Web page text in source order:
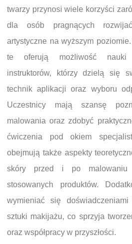
twarzy przynosi wiele korzyści
dla osób pragnących
artystyczne na wyższym
te oferują możliwość nauki
instruktorów, którzy dzielą się
technik aplikacji oraz wyboru
Uczestnicy mają szansę
malowania oraz zdobyć
ćwiczenia pod okiem
obejmują także aspekty
skóry przed i po malowaniu
stosowanych produktów.
wymieniać się
sztuki makijażu, co sprzyja
oraz współpracy w przyszłości.